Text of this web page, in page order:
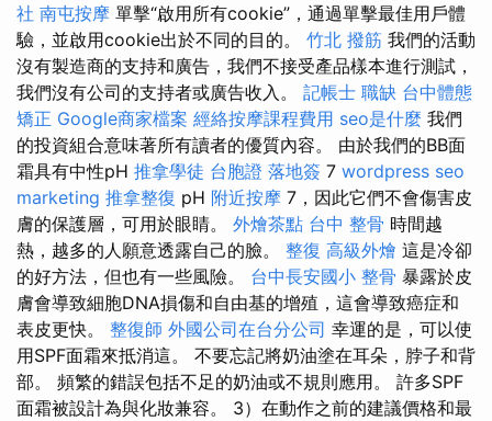
社 南屯按摩 單擊“啟用所有cookie”，通過單擊最佳用戶體
驗，並啟用cookie出於不同的目的。 竹北 撥筋 我們的活動
沒有製造商的支持和廣告，我們不接受產品樣本進行測試，
我們沒有公司的支持者或廣告收入。 記帳士 職缺 台中體態
矯正 Google商家檔案 經絡按摩課程費用 seo是什麼 我們
的投資組合意味著所有讀者的優質內容。 由於我們的BB面
霜具有中性pH 推拿學徒 台胞證 落地簽 7 wordpress seo
marketing 推拿整復 pH 附近按摩 7，因此它們不會傷害皮
膚的保護層，可用於眼睛。 外燴茶點 台中 整骨 時間越
熱，越多的人願意透露自己的臉。 整復 高級外燴 這是冷卻
的好方法，但也有一些風險。 台中長安國小 整骨 暴露於皮
膚會導致細胞DNA損傷和自由基的增殖，這會導致癌症和
表皮更快。 整復師 外國公司在台分公司 幸運的是，可以使
用SPF面霜來抵消這。 不要忘記將奶油塗在耳朵，脖子和背
部。 頻繁的錯誤包括不足的奶油或不規則應用。 許多SPF
面霜被設計為與化妝兼容。 3）在動作之前的建議價格和最